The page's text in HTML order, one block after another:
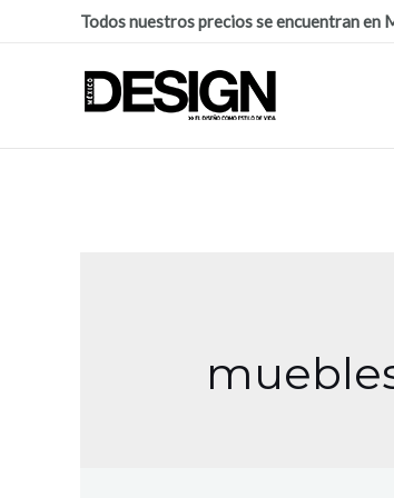
Todos nuestros precios se encuentran en